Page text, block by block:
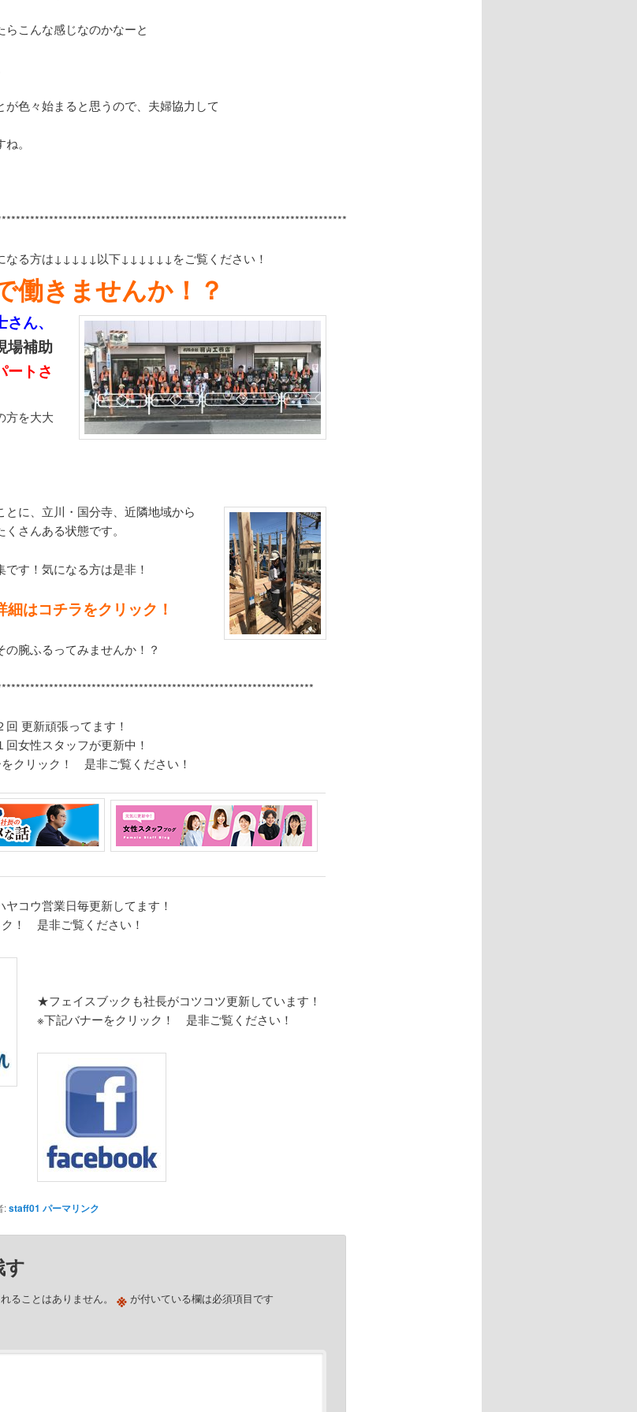
こんな感じなのかなーと
が色々始まると思うので、夫婦協力して
。
なる方は↓↓↓↓↓以下↓↓↓↓↓↓をご覧ください！
働きませんか！？
ん、
場補助
ートさ
方を大大
とに、立川・国分寺、近隣地域から
さんある状態です。
す！気になる方は是非！
はコチラをクリック！
腕ふるってみませんか！？
*************
更新頑張ってます！
女性スタッフが更新中！
クリック！ 是非ご覧ください！
コウ営業日毎更新してます！
！ 是非ご覧ください！
★フェイスブックも社長がコツコツ更新しています！
※下記バナーをクリック！ 是非ご覧ください！
:staff01 パーマリンク
す
ることはありません。 ※ が付いている欄は必須項目です